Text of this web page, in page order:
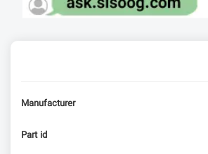
Manufacturer
Part id